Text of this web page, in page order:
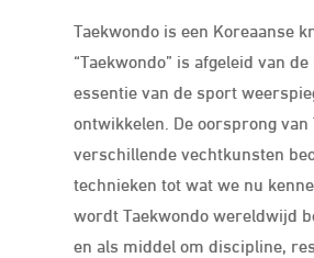
Taekwondo is een Koreaanse
“Taekwondo” is afgeleid van
essentie van de sport
ontwikkelen. De oorsprong
verschillende vechtkunsten
technieken tot wat we nu
wordt Taekwondo wereldwijd
en als middel om discipline,